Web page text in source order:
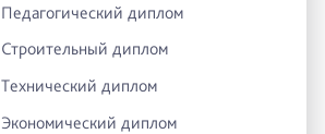
Педагогический диплом
Строительный диплом
Технический диплом
Экономический диплом